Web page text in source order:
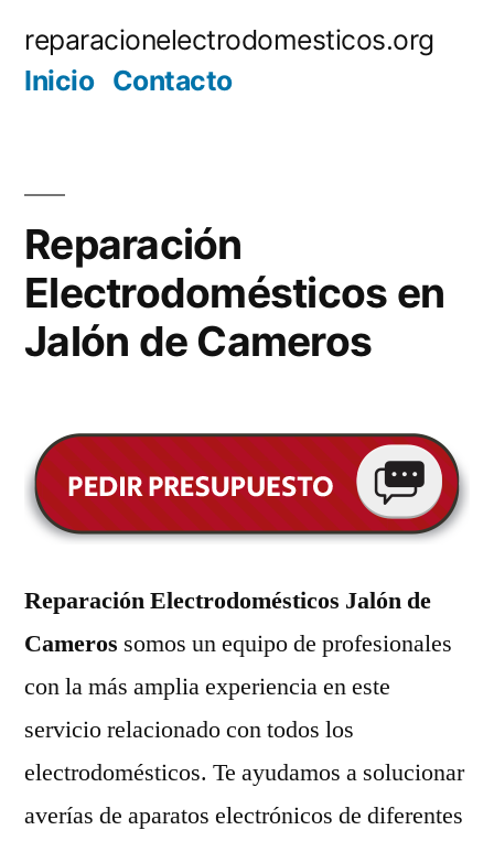
reparacionelectrodomesticos.org
Inicio Contacto
Reparación
Electrodomésticos en
Jalón de Cameros
Reparación Electrodomésticos Jalón de
Cameros somos un equipo de profesionales
con la más amplia experiencia en este
servicio relacionado con todos los
electrodomésticos. Te ayudamos a solucionar
averías de aparatos electrónicos de diferentes